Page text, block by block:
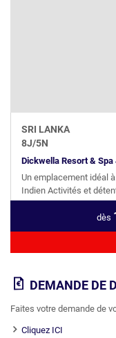
SRI LANKA
8J/5N
Dickwella Resort & Spa
Un emplacement idéal
Indien Activités et
dès
DEMANDE DE
Faites votre demande de
Cliquez ICI